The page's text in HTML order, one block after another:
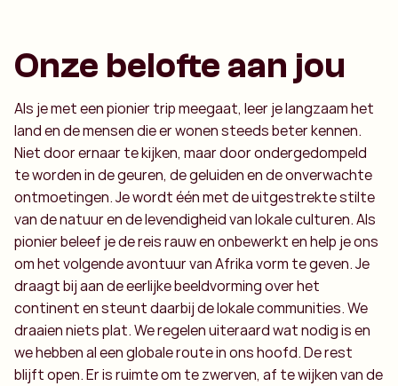
Onze belofte aan jou
Als je met een pionier trip meegaat, leer je langzaam het
land en de mensen die er wonen steeds beter kennen.
Niet door ernaar te kijken, maar door ondergedompeld
te worden in de geuren, de geluiden en de onverwachte
ontmoetingen. Je wordt één met de uitgestrekte stilte
van de natuur en de levendigheid van lokale culturen. Als
pionier beleef je de reis rauw en onbewerkt en help je ons
om het volgende avontuur van Afrika vorm te geven. Je
draagt bij aan de eerlijke beeldvorming over het
continent en steunt daarbij de lokale communities. We
draaien niets plat. We regelen uiteraard wat nodig is en
we hebben al een globale route in ons hoofd. De rest
blijft open. Er is ruimte om te zwerven, af te wijken van de